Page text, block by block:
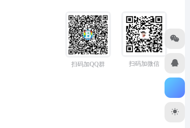
扫码加QQ群 扫码加微信